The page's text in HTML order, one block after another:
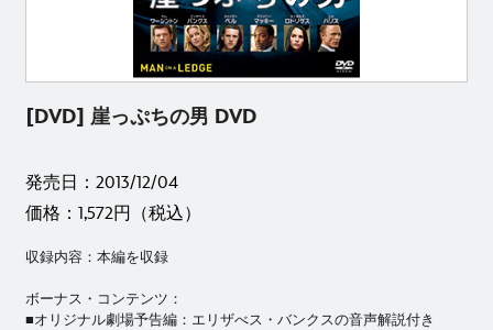
[DVD] 崖っぷちの男 DVD
発売日：2013/12/04
価格：1,572円（税込）
収録内容：本編を収録
ボーナス・コンテンツ：
■オリジナル劇場予告編：エリザべス・バンクスの音声解説付き